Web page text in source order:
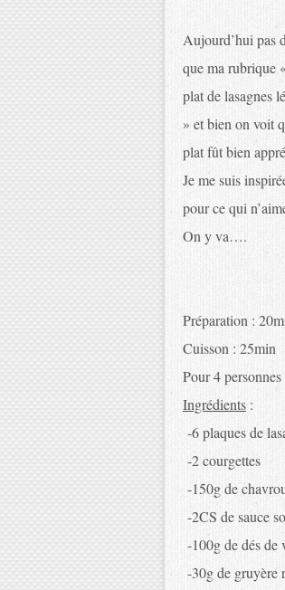
Aujourd’hui pas
que ma rubrique
plat de lasagnes
» et bien on voit
plat fût bien
Je me suis
pour ce qui
On y va….
Préparation :
Cuisson : 25min
Pour 4 personnes
Ingrédients :
-6 plaques de
-2 courgettes
-150g de
-2CS de sauce
-100g de dés de
-30g de gruyère